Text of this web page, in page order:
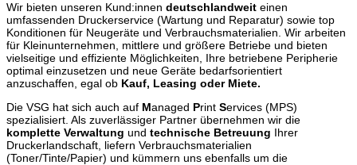
Wir bieten unseren Kund:innen deutschlandweit einen
umfassenden Druckerservice (Wartung und Reparatur) sowie top
Konditionen für Neugeräte und Verbrauchsmaterialien. Wir arbeiten
für Kleinunternehmen, mittlere und größere Betriebe und bieten
vielseitige und effiziente Möglichkeiten, Ihre betriebene Peripherie
optimal einzusetzen und neue Geräte bedarfsorientiert
anzuschaffen, egal ob Kauf, Leasing oder Miete.
Die VSG hat sich auch auf Managed Print Services (MPS)
spezialisiert. Als zuverlässiger Partner übernehmen wir die
komplette Verwaltung und technische Betreuung Ihrer
Druckerlandschaft, liefern Verbrauchsmaterialien
(Toner/Tinte/Papier) und kümmern uns ebenfalls um die